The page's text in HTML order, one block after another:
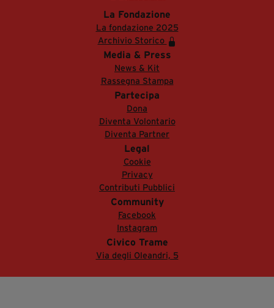
La Fondazione
La fondazione 2025
Archivio Storico
Media & Press
News & Kit
Rassegna Stampa
Partecipa
Dona
Diventa Volontario
Diventa Partner
Legal
Cookie
Privacy
Contributi Pubblici
Community
Facebook
Instagram
Civico Trame
Via degli Oleandri, 5